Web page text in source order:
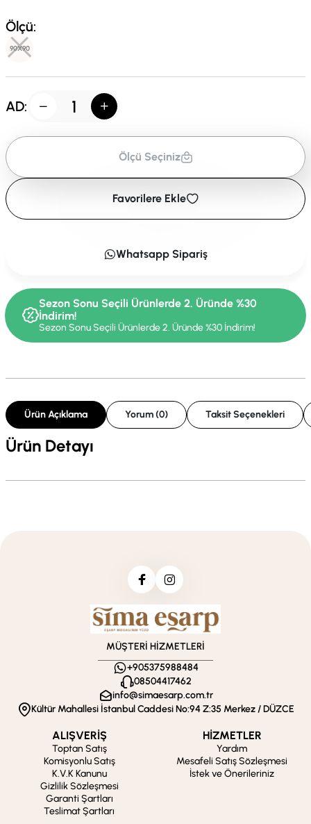
Ölçü:
90X90
AD:
Ölçü Seçiniz
Favorilere Ekle
Whatsapp Sipariş
Sezon Sonu Seçili Ürünlerde 2. Üründe %30
İndirim!
Sezon Sonu Seçili Ürünlerde 2. Üründe %30 İndirim!
Ürün Açıklama Yorum (0) Taksit Seçenekleri
Ürün Detayı
MÜŞTERİ HİZMETLERİ
+905375988484
08504417462
info@simaesarp.com.tr
Kültür Mahallesi İstanbul Caddesi No:94 Z:35 Merkez / DÜZCE
ALIŞVERİŞ
Toptan Satış
Komisyonlu Satış
K.V.K Kanunu
Gizlilik Sözleşmesi
Garanti Şartları
Teslimat Şartları
HİZMETLER
Yardım
Mesafeli Satış Sözleşmesi
İstek ve Önerileriniz